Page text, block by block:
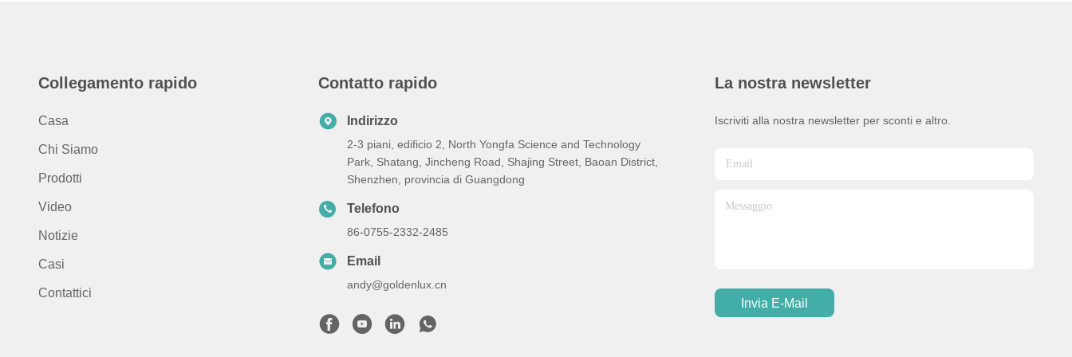
Collegamento rapido
Casa
Chi Siamo
Prodotti
Video
Notizie
Casi
Contattici
Contatto rapido
Indirizzo
2-3 piani, edificio 2, North Yongfa Science and Technology
Park, Shatang, Jincheng Road, Shajing Street, Baoan District,
Shenzhen, provincia di Guangdong
Telefono
86-0755-2332-2485
Email
andy@goldenlux.cn
La nostra newsletter
Iscriviti alla nostra newsletter per sconti e altro.
Invia E-Mail